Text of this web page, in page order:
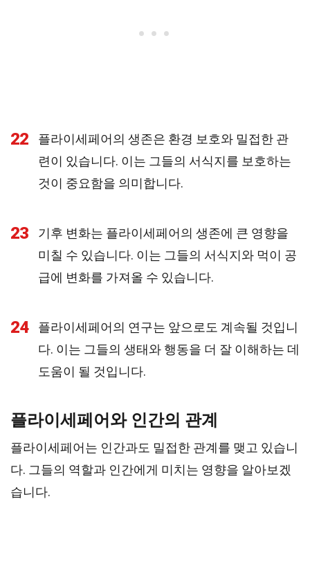
22
플라이세페어의 생존은 환경 보호와 밀접한 관
련이 있습니다. 이는 그들의 서식지를 보호하는
것이 중요함을 의미합니다.
23
기후 변화는 플라이세페어의 생존에 큰 영향을
미칠 수 있습니다. 이는 그들의 서식지와 먹이 공
급에 변화를 가져올 수 있습니다.
24
플라이세페어의 연구는 앞으로도 계속될 것입니
다. 이는 그들의 생태와 행동을 더 잘 이해하는 데
도움이 될 것입니다.
플라이세페어와 인간의 관계
플라이세페어는 인간과도 밀접한 관계를 맺고 있습니
다. 그들의 역할과 인간에게 미치는 영향을 알아보겠
습니다.